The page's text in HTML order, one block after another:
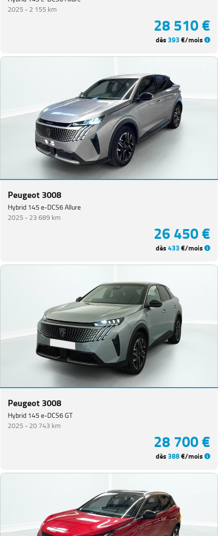
2025 -2 155 km
28 510 €
dès393€/mois
Peugeot 3008
Hybrid 145 e-DCS6 Allure
2025 -23 689 km
26 450 €
dès433€/mois
Peugeot 3008
Hybrid 145 e-DCS6 GT
2025 -20 743 km
28 700 €
dès388€/mois